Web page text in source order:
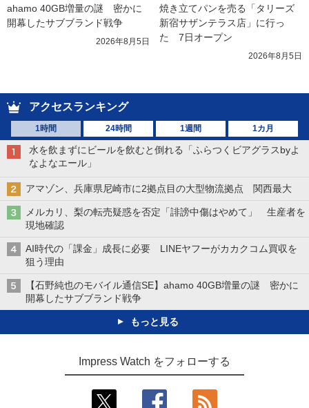
ahamo 40GB増量の謎　密かに
開幕したサブブランド戦争
2026年8月5日
焼き立てパンを売る「タリーズ
新宿サザンテラス店」に行っ
た　7日オープン
2026年8月5日
アクセスランキング
1時間 24時間 1週間 1カ月
水を飲まずにビールを飲むと倒れる「ふらつくビアグラスbyよ
なよなエール」
アマゾン、兵庫県尼崎市に2拠点目の大型物流拠点 関西最大
メルカリ、梨の転売疑惑を否定「誹謗中傷はやめて」 生産者を
現地確認
AI時代の「課金」成長に必要 LINEヤフーがカカクコム買収を
狙う理由
【石野純也のモバイル通信SE】ahamo 40GB増量の謎 密かに
開幕したサブブランド戦争
もっと見る
Impress Watch をフォローする